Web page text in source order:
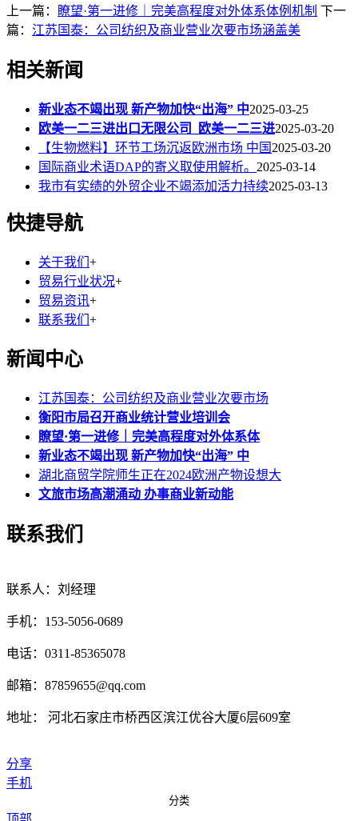
上一篇： 瞭望·第一进修｜完美高程度对外体系体例机制 下一
篇： 江苏国泰：公司纺织及商业营业次要市场涵盖美
相关新闻
新业态不竭出现 新产物加快“出海” 中2025-03-25
欧美一二三进出口无限公司_欧美一二三进2025-03-20
【生物燃料】环节工场沉返欧洲市场 中国 2025-03-20
国际商业术语DAP的寄义取使用解析。 2025-03-14
我市有实绩的外贸企业不竭添加活力持续2025-03-13
快捷导航
关于我们 +
贸易行业状况+
贸易资讯+
联系我们 +
新闻中心
江苏国泰：公司纺织及商业营业次要市场
衡阳市局召开商业统计营业培训会
瞭望·第一进修｜完美高程度对外体系体
新业态不竭出现 新产物加快“出海” 中
湖北商贸学院师生正在2024欧洲产物设想大
文旅市场高潮涌动 办事商业新动能
联系我们
联系人：刘经理
手机：153-5056-0689
电话：0311-85365078
邮箱：87859655@qq.com
地址： 河北石家庄市桥西区滨江优谷大厦6层609室
分享
手机
分类